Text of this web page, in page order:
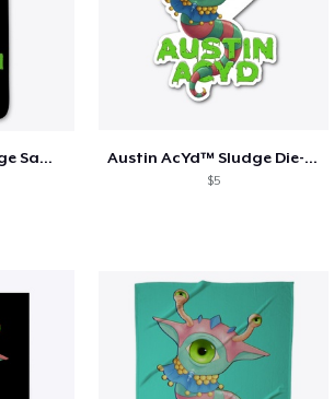
Austin AcYd™ Sludge Samsung Case Austin AcYd™ Sludge Die-Cut Sticker
$5